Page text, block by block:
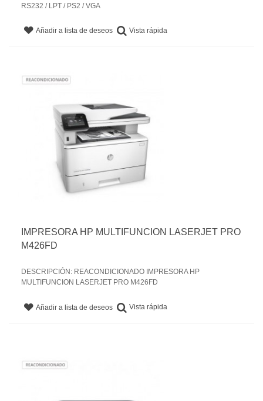
RS232 / LPT / PS2 / VGA
Añadir a lista de deseos Vista rápida
IMPRESORA HP MULTIFUNCION LASERJET PRO
M426FD
DESCRIPCIÓN: REACONDICIONADO IMPRESORA HP
MULTIFUNCION LASERJET PRO M426FD
Añadir a lista de deseos Vista rápida